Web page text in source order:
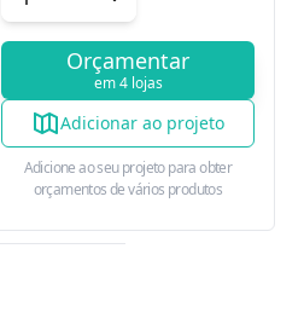
Orçamentar
em 4 lojas
Adicionar ao projeto
Adicione ao seu projeto para obter
orçamentos de vários produtos